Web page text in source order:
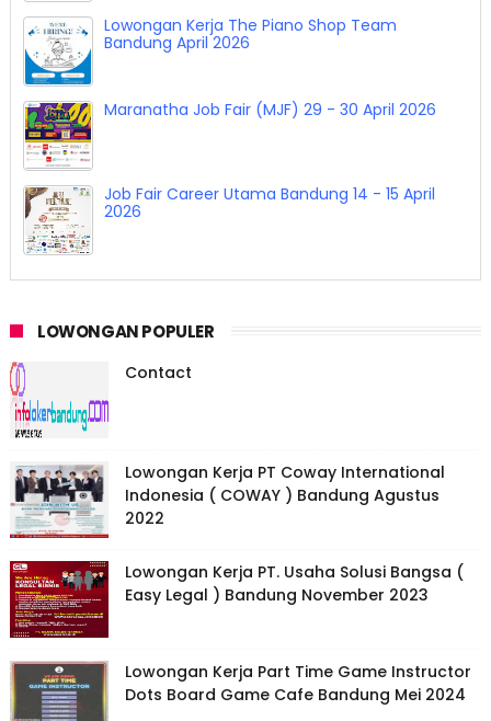
Lowongan Kerja The Piano Shop Team
Bandung April 2026
Maranatha Job Fair (MJF) 29 - 30 April 2026
Job Fair Career Utama Bandung 14 - 15 April
2026
LOWONGAN POPULER
Contact
Lowongan Kerja PT Coway International
Indonesia ( COWAY ) Bandung Agustus
2022
Lowongan Kerja PT. Usaha Solusi Bangsa (
Easy Legal ) Bandung November 2023
Lowongan Kerja Part Time Game Instructor
Dots Board Game Cafe Bandung Mei 2024